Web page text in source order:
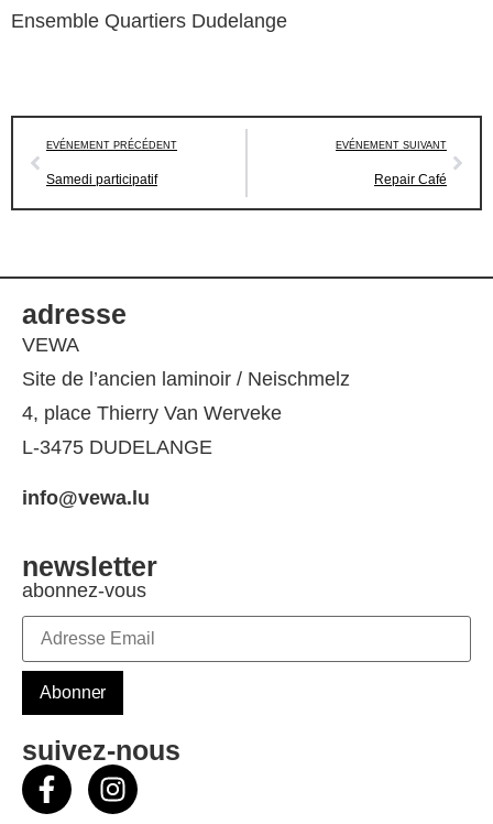
Ensemble Quartiers Dudelange
EVÉNEMENT PRÉCÉDENT
Samedi participatif
EVÉNEMENT SUIVANT
Repair Café
adresse
VEWA
Site de l’ancien laminoir / Neischmelz
4, place Thierry Van Werveke
L-3475 DUDELANGE
info@vewa.lu
newsletter
abonnez-vous
suivez-nous